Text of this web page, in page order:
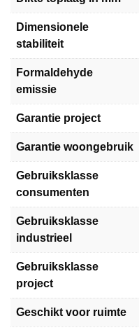
Dimensionele
stabiliteit
Formaldehyde
emissie
Garantie project
Garantie woongebruik
Gebruiksklasse
consumenten
Gebruiksklasse
industrieel
Gebruiksklasse
project
Geschikt voor ruimte